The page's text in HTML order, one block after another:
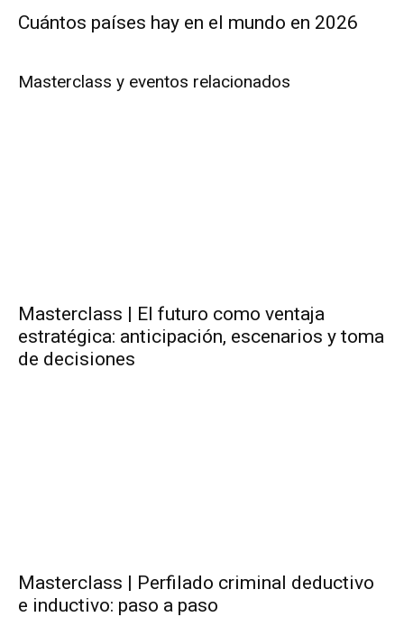
Cuántos países hay en el mundo en 2026
Masterclass y eventos relacionados
Masterclass | El futuro como ventaja
estratégica: anticipación, escenarios y toma
de decisiones
Masterclass | Perfilado criminal deductivo
e inductivo: paso a paso